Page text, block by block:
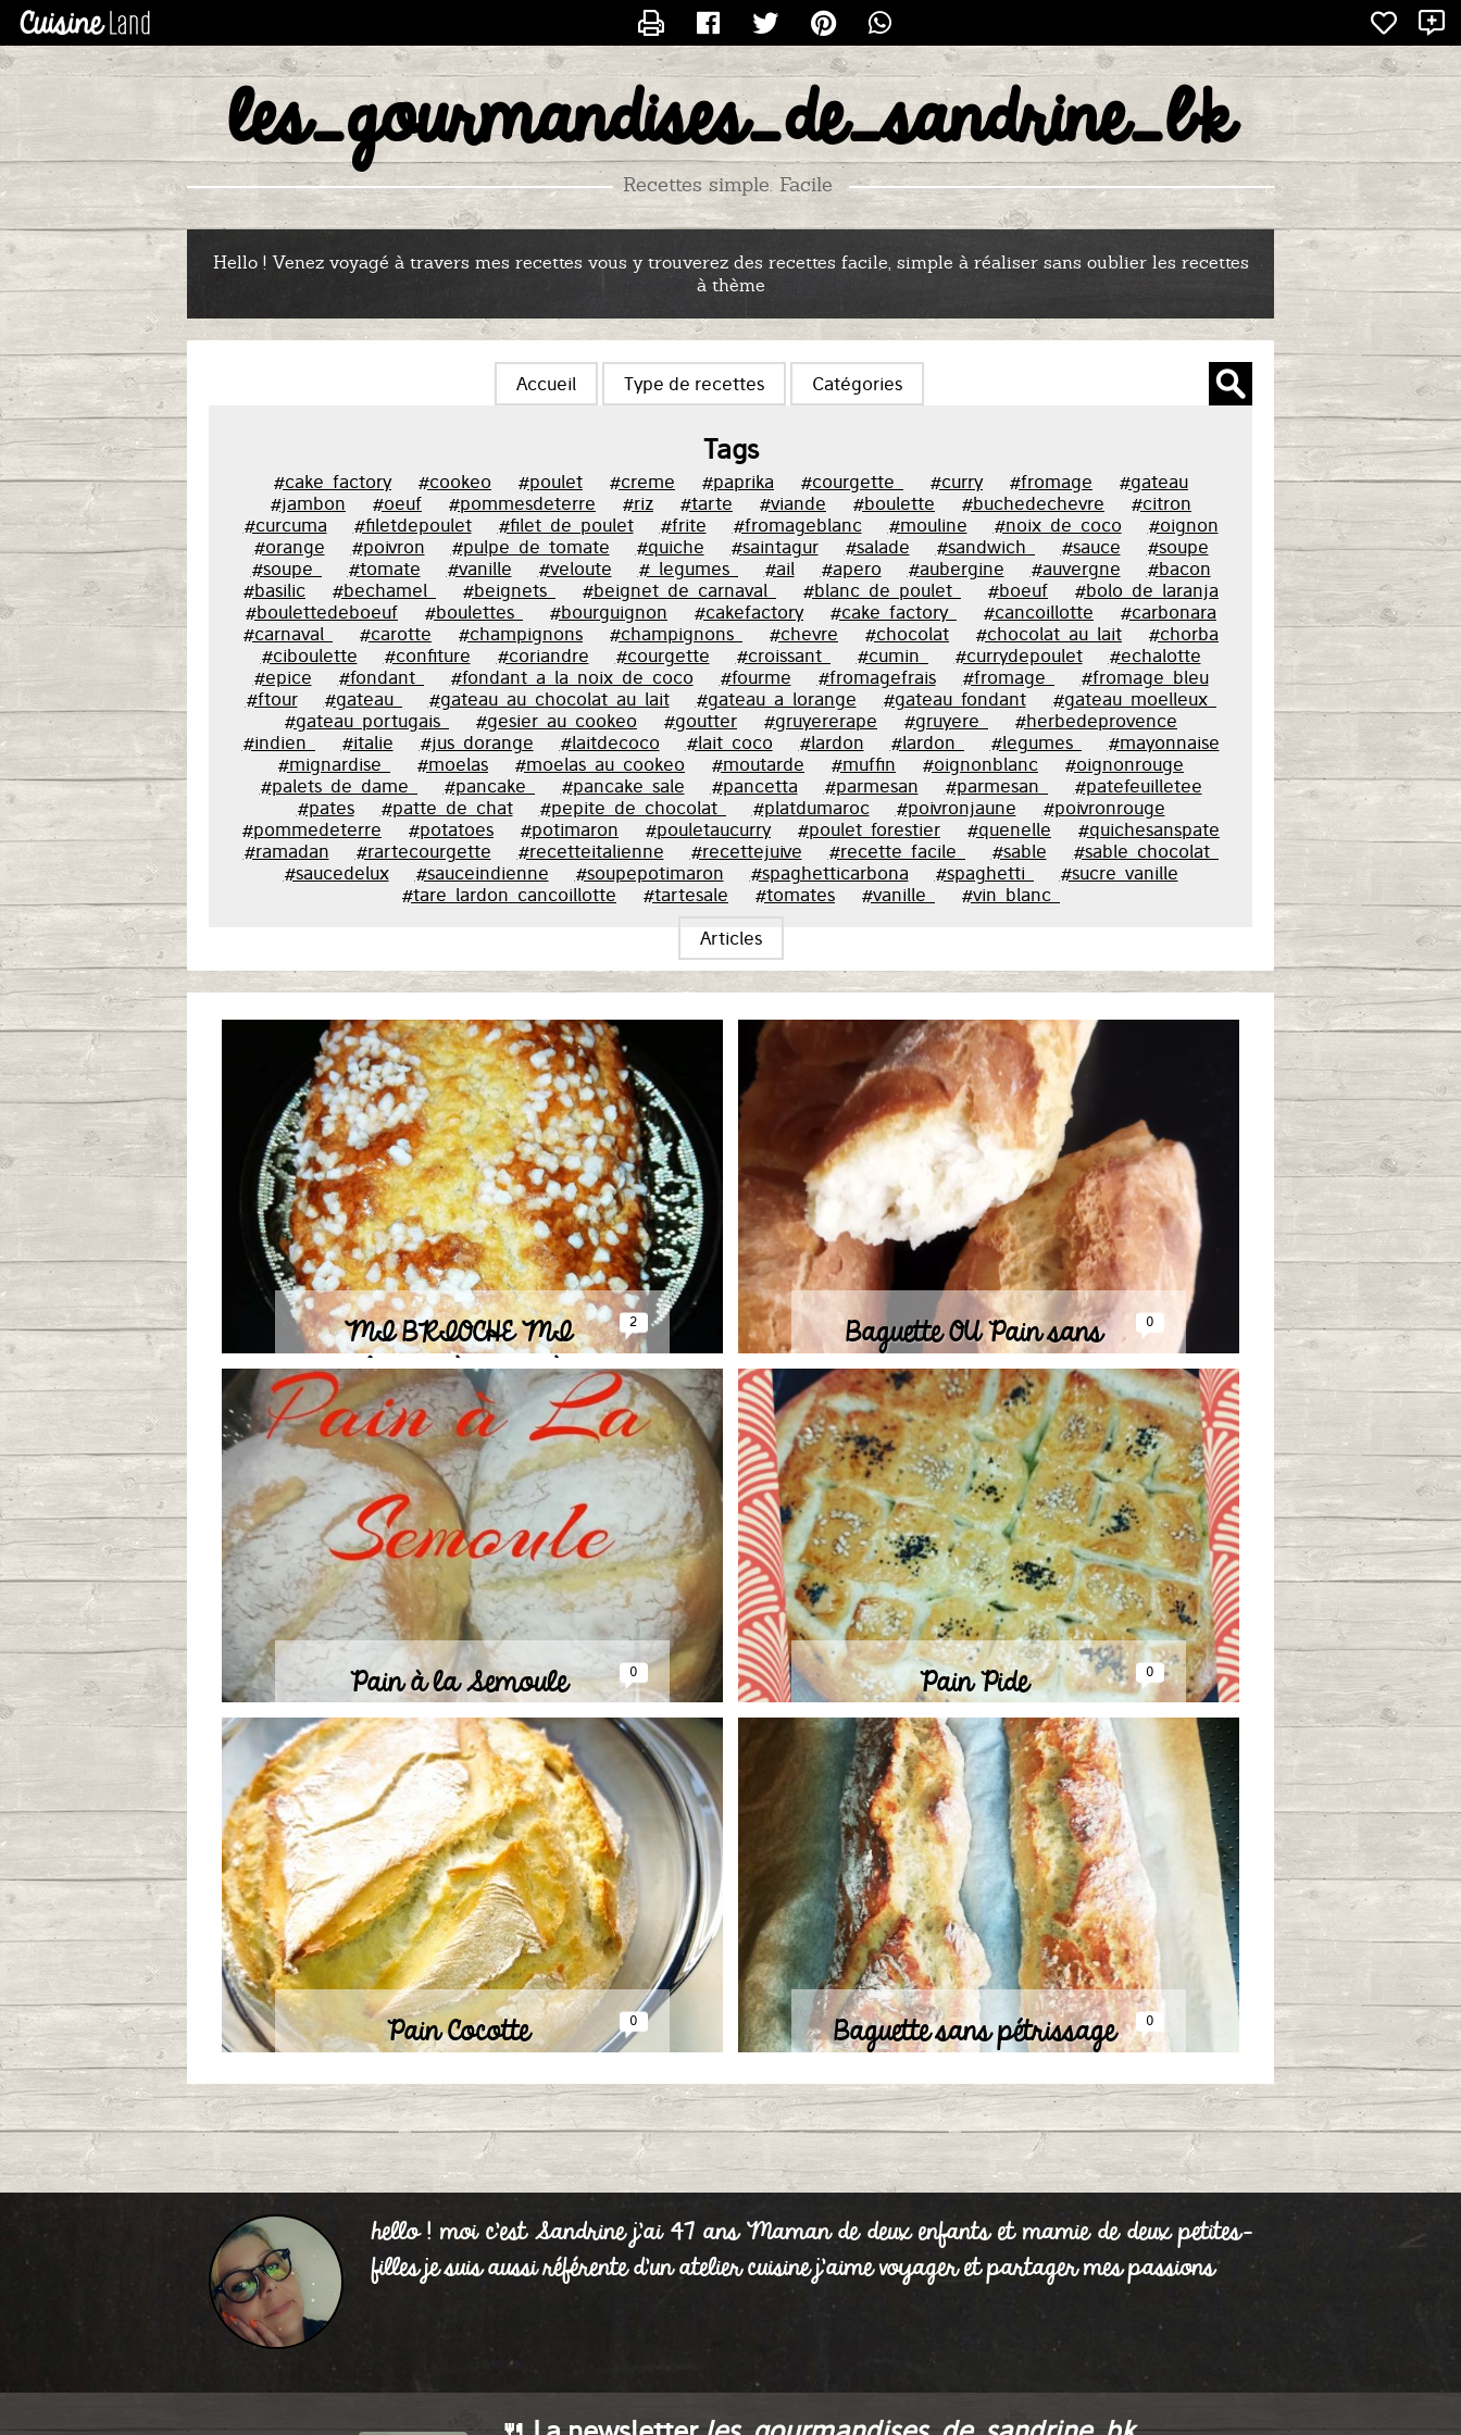
les_gourmandises_de_sandrine_bk
Recettes simple. Facile
Hello ! Venez voyagé à travers mes recettes vous y trouverez des recettes facile, simple à réaliser sans oublier les recettes
à thème
Accueil Type de recettes Catégories
Tags
#cake_factory #cookeo #poulet #creme #paprika #courgette_ #curry #fromage
#gateau
#jambon
#oeuf #pommesdeterre #riz #tarte #viande #boulette #buchedechevre
#citron
#curcuma
#filetdepoulet #filet_de_poulet #frite #fromageblanc #mouline #noix_de_coco
#oignon
#orange
#poivron #pulpe_de_tomate #quiche #saintagur #salade #sandwich_ #sauce
#soupe
#soupe_
#tomate #vanille #veloute #_legumes_ #ail #apero #aubergine #auvergne
#bacon
#basilic
#bechamel_ #beignets_ #beignet_de_carnaval_ #blanc_de_poulet_ #boeuf
#bolo_de_laranja
#boulettedeboeuf
#boulettes_ #bourguignon #cakefactory #cake_factory_ #cancoillotte
#carbonara
#carnaval_
#carotte #champignons #champignons_ #chevre #chocolat #chocolat_au_lait
#chorba
#ciboulette
#confiture #coriandre #courgette #croissant_ #cumin_ #currydepoulet
#echalotte
#epice
#fondant_ #fondant_a_la_noix_de_coco #fourme #fromagefrais #fromage_
#fromage_bleu
#ftour
#gateau_ #gateau_au_chocolat_au_lait #gateau_a_lorange #gateau_fondant
#gateau_moelleux_
#gateau_portugais_
#gesier_au_cookeo #goutter #gruyererape #gruyere_
#herbedeprovence
#indien_
#italie #jus_dorange #laitdecoco #lait_coco #lardon #lardon_ #legumes_
#mayonnaise
#mignardise_
#moelas #moelas_au_cookeo #moutarde #muffin #oignonblanc
#oignonrouge
#palets_de_dame_
#pancake_ #pancake_sale #pancetta #parmesan #parmesan_
#patefeuilletee
#pates
#patte_de_chat #pepite_de_chocolat_ #platdumaroc #poivronjaune
#poivronrouge
#pommedeterre
#potatoes #potimaron #pouletaucurry #poulet_forestier #quenelle
#quichesanspate
#ramadan
#rartecourgette #recetteitalienne #recettejuive #recette_facile_ #sable
#sable_chocolat_
#saucedelux
#sauceindienne #soupepotimaron #spaghetticarbona #spaghetti_
#sucre_vanille
#tare_lardon_cancoillotte
#tartesale #tomates #vanille_
#vin_blanc_
Articles
2
MI BRIOCHE MI
GÂTEAU À LA CRÈME
FRAÎCHE ET EAU DE FLEUR
D'OR
Publié le 14/01/2023 à 14:24
0
Baguette OU Pain sans
pétrissage
Publié le 04/12/2022 à 17:46
0
Pain à la Semoule
Publié le 29/10/2022 à 17:11
0
Pain Pide
Publié le 29/09/2022 à 22:55
0
Pain Cocotte
Publié le 03/09/2022 à 21:34
0
Baguette sans pétrissage
Publié le 01/09/2022 à 17:09
hello ! moi c'est Sandrine j'ai 47 ans Maman de deux enfants et mamie de deux petites-
filles je suis aussi référente d'un atelier cuisine j'aime voyager et partager mes passions
X
CONTACTER
LES_RECETTES_DE_SANDRINE-BK